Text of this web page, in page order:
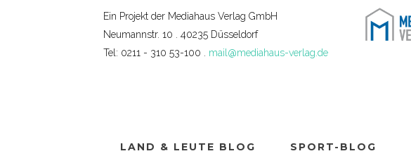
Ein Projekt der Mediahaus Verlag GmbH
Neumannstr. 10 . 40235 Düsseldorf
Tel: 0211 - 310 53-100 . mail@mediahaus-verlag.de
LAND & LEUTE BLOG SPORT-BLOG